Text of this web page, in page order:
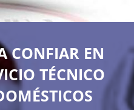
CONFIAR EN
TÉCNICO